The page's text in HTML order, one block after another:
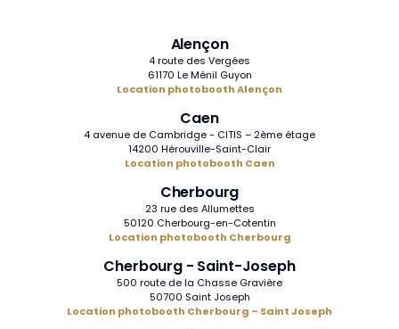
Alençon
4 route des Vergées
61170 Le Ménil Guyon
Location photobooth Alençon
Caen
4 avenue de Cambridge - CITIS – 2ème étage
14200 Hérouville-Saint-Clair
Location photobooth Caen
Cherbourg
23 rue des Allumettes
50120 Cherbourg-en-Cotentin
Location photobooth Cherbourg
Cherbourg - Saint-Joseph
500 route de la Chasse Gravière
50700 Saint Joseph
Location photobooth Cherbourg – Saint Joseph